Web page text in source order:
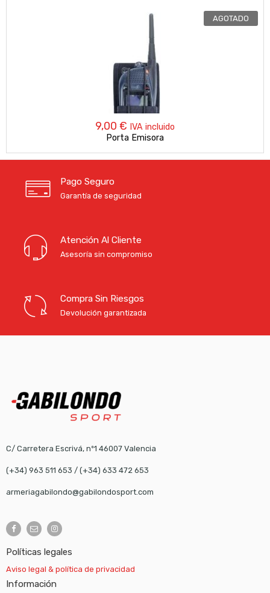
AGOTADO
9,00 € IVA incluido
Porta Emisora
Pago Seguro
Garantía de seguridad
Atención Al Cliente
Asesoría sin compromiso
Compra Sin Riesgos
Devolución garantizada
C/ Carretera Escrivá, nº1 46007 Valencia
(+34) 963 511 653 / (+34) 633 472 653
armeriagabilondo@gabilondosport.com
Políticas legales
Aviso legal & política de privacidad
Información